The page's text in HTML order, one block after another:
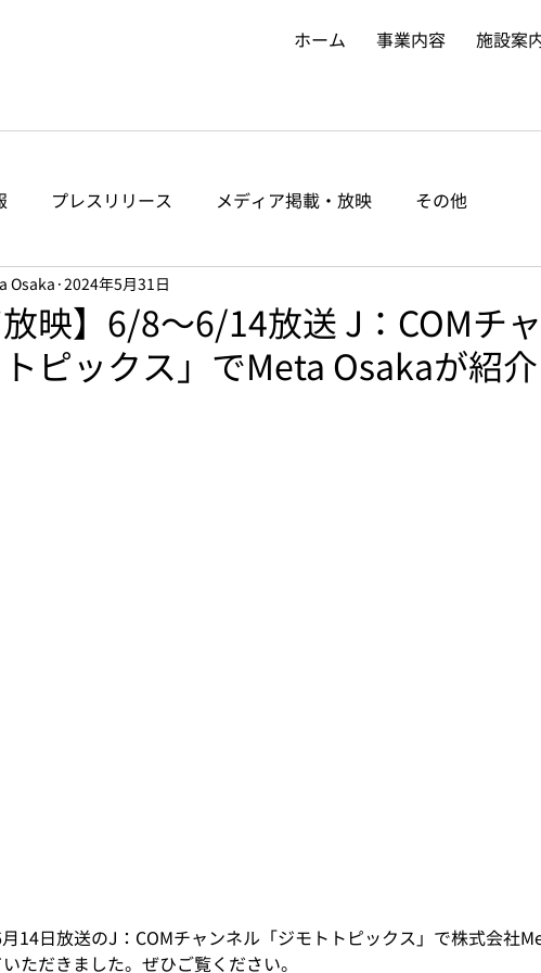
ホーム 事業内容 施設案
プレスリリース メディア掲載・放映 その他
放映】6/8〜6/14放送 J：COMチ
トピックス」でMeta Osakaが紹
Osaka 2024年5月31日
14日放送のJ：COMチャンネル「ジモトトピックス」で株式会社
ただきました。ぜひご覧ください。